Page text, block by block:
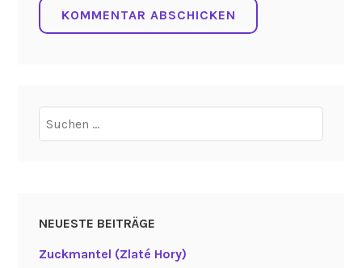
nach:
NEUESTE BEITRÄGE
Zuckmantel (Zlaté Hory)